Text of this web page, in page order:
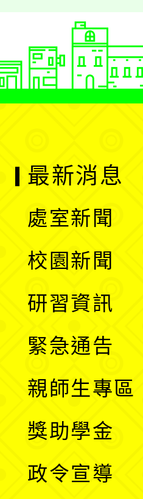
最新消息
處室新聞
校園新聞
研習資訊
緊急通告
親師生專區
獎助學金
政令宣導